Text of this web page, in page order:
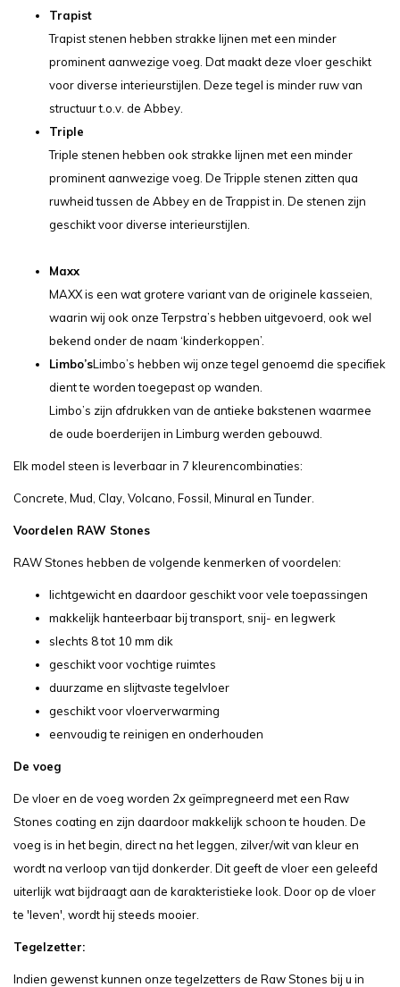
Trapist
Trapist stenen hebben strakke lijnen met een minder
prominent aanwezige voeg. Dat maakt deze vloer geschikt
voor diverse interieurstijlen. Deze tegel is minder ruw van
structuur t.o.v. de Abbey.
Triple
Triple stenen hebben ook strakke lijnen met een minder
prominent aanwezige voeg. De Tripple stenen zitten qua
ruwheid tussen de Abbey en de Trappist in. De stenen zijn
geschikt voor diverse interieurstijlen.
Maxx
MAXX is een wat grotere variant van de originele kasseien,
waarin wij ook onze Terpstra’s hebben uitgevoerd, ook wel
bekend onder de naam ‘kinderkoppen’.
Limbo’sLimbo’s hebben wij onze tegel genoemd die specifiek
dient te worden toegepast op wanden.
Limbo’s zijn afdrukken van de antieke bakstenen waarmee
de oude boerderijen in Limburg werden gebouwd.
Elk model steen is leverbaar in 7 kleurencombinaties:
Concrete, Mud, Clay, Volcano, Fossil, Minural en Tunder.
Voordelen RAW Stones
RAW Stones hebben de volgende kenmerken of voordelen:
lichtgewicht en daardoor geschikt voor vele toepassingen
makkelijk hanteerbaar bij transport, snij- en legwerk
slechts 8 tot 10 mm dik
geschikt voor vochtige ruimtes
duurzame en slijtvaste tegelvloer
geschikt voor vloerverwarming
eenvoudig te reinigen en onderhouden
De voeg
De vloer en de voeg worden 2x geïmpregneerd met een Raw
Stones coating en zijn daardoor makkelijk schoon te houden. De
voeg is in het begin, direct na het leggen, zilver/wit van kleur en
wordt na verloop van tijd donkerder. Dit geeft de vloer een geleefd
uiterlijk wat bijdraagt aan de karakteristieke look. Door op de vloer
te 'leven', wordt hij steeds mooier.
Tegelzetter:
Indien gewenst kunnen onze tegelzetters de Raw Stones bij u in